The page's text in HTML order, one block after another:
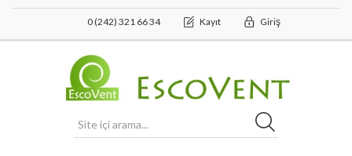
0 (242) 321 66 34 Kayıt Giriş